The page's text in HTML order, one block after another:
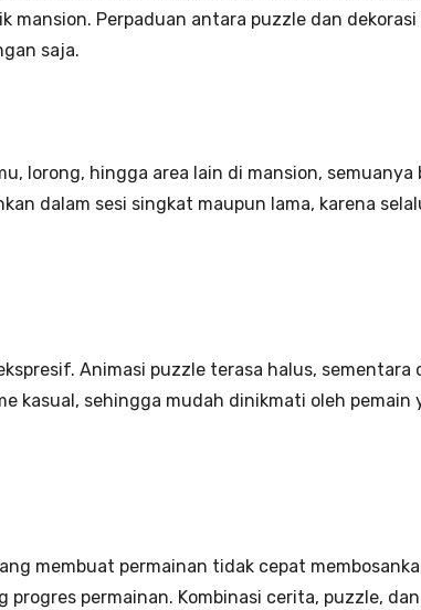
Perpaduan antara puzzle dan dekorasi
saja.
lorong, hingga area lain di mansion, semuanya
dalam sesi singkat maupun lama, karena
Animasi puzzle terasa halus,
kasual, sehingga mudah dinikmati oleh pemain
membuat permainan tidak cepat
permainan. Kombinasi cerita, puzzle,